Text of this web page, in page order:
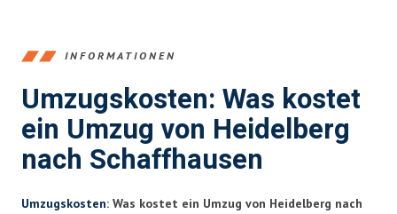
INFORMATIONEN
Umzugskosten: Was kostet
ein Umzug von Heidelberg
nach Schaffhausen
Umzugskosten: Was kostet ein Umzug von Heidelberg nach